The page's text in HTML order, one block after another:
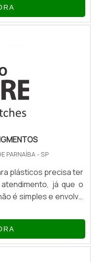
uso, veja alguns
Redução de
PARNAÍBA - SP
plásticos precisa ter
já que o
é simples e envolve
formas naturais do
como sendo um
e que tende a